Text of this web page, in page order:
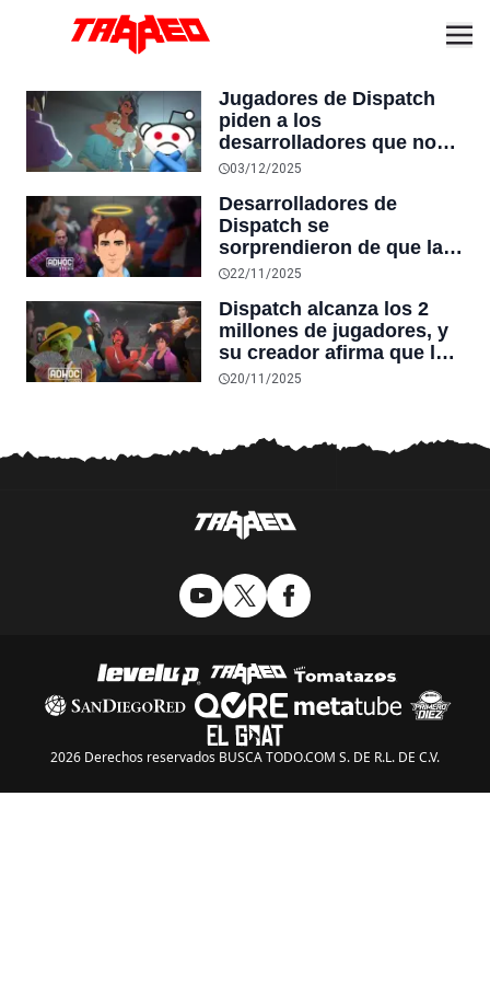
Jugadores de Dispatch
piden a los
desarrolladores que no
agreguen más opciones
segunda temporada, y el
juego se convierte en el
más jugado en Steam
Deck
03/12/2025
Desarrolladores de
Dispatch se
sorprendieron de que la
mayoria de los jugadores
“Eligen las opciones más
aburridas”
22/11/2025
Dispatch alcanza los 2
millones de jugadores, y
su creador afirma que las
aventuras gráficas no
2018 por bajas ventas
20/11/2025
2026 Derechos reservados BUSCA TODO.COM S. DE R.L. DE C.V.